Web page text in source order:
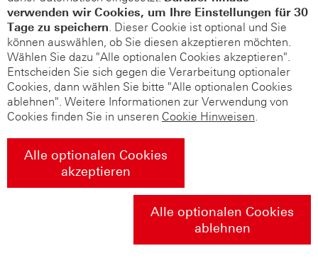
verwenden wir Cookies, um Ihre Einstellungen für 30
Tage zu speichern. Dieser Cookie ist optional und Sie
können auswählen, ob Sie diesen akzeptieren möchten.
Wählen Sie dazu "Alle optionalen Cookies akzeptieren".
Entscheiden Sie sich gegen die Verarbeitung optionaler
Cookies, dann wählen Sie bitte "Alle optionalen Cookies
ablehnen". Weitere Informationen zur Verwendung von
Cookies finden Sie in unseren Cookie Hinweisen.
Alle optionalen Cookies
akzeptieren
Alle optionalen Cookies
ablehnen